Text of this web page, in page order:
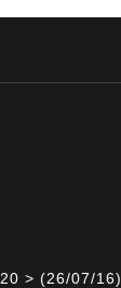
> (26/07/16)